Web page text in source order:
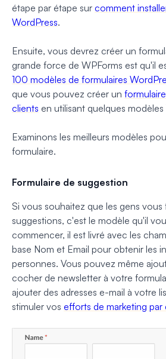
étape par étape sur comment
WordPress.
Ensuite, vous devrez créer un
grande force de WPForms est qu'il
100 modèles de formulaires
que vous pouvez créer un
clients en utilisant quelques
Examinons les meilleurs modèles
formulaire.
Formulaire de suggestion
Si vous souhaitez que les gens vous
suggestions, c'est le modèle qu'il
commencer, il est livré avec les
base Nom et Email pour obtenir les
personnes. Vous pouvez même
cocher de newsletter à votre
ajouter des adresses e-mail à votre
stimuler vos efforts de marketing par